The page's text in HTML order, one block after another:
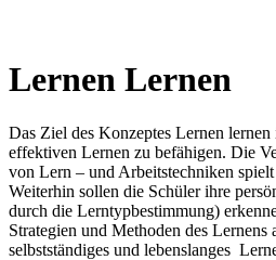
Lernen Lernen
Das Ziel des Konzeptes Lernen
effektiven Lernen zu befähigen. Die
von Lern – und Arbeitstechniken
Weiterhin sollen die Schüler ihre
durch die Lerntypbestimmung)
Strategien und Methoden des Lernens
selbstständiges und lebenslanges